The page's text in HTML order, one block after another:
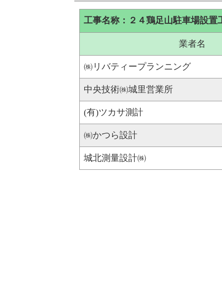
工事名称：２４鶏足山駐車場設
業者名
㈱リバティープランニング
中央技術㈱城里営業所
(有)ツカサ測計
㈱かつら設計
城北測量設計㈱